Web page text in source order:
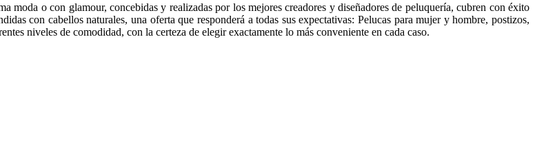
moda o con glamour, concebidas y realizadas por los mejores creadores y diseñadores de peluquería, cubren con éxito
con cabellos naturales, una oferta que responderá a todas sus expectativas: Pelucas para mujer y hombre, postizos,
niveles de comodidad, con la certeza de elegir exactamente lo más conveniente en cada caso.